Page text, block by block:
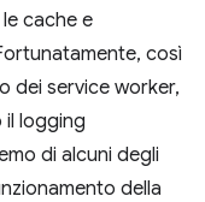
cache e
così
dei service worker,
il logging
di alcuni degli
della